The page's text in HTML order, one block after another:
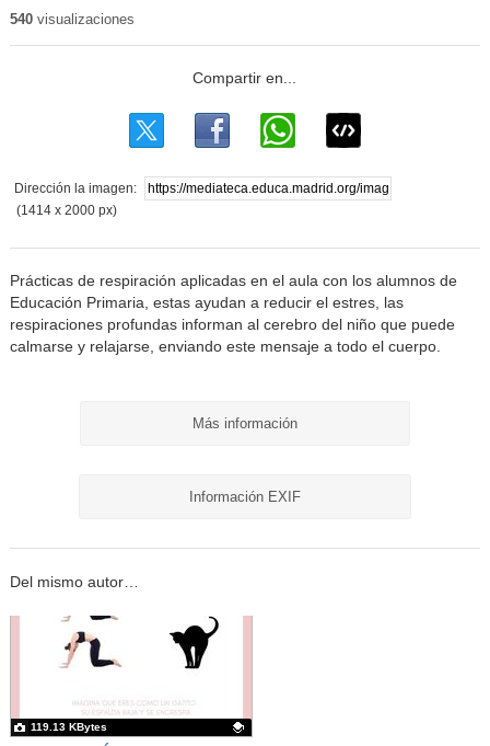
540visualizaciones
Dirección la imagen:
(1414 x 2000 px)
Prácticas de respiración aplicadas en el aula con los alumnos de
Educación Primaria, estas ayudan a reducir el estres, las
respiraciones profundas informan al cerebro del niño que puede
calmarse y relajarse, enviando este mensaje a todo el cuerpo.
Más información
Información EXIF
Del mismo autor…
119.13 KBytes